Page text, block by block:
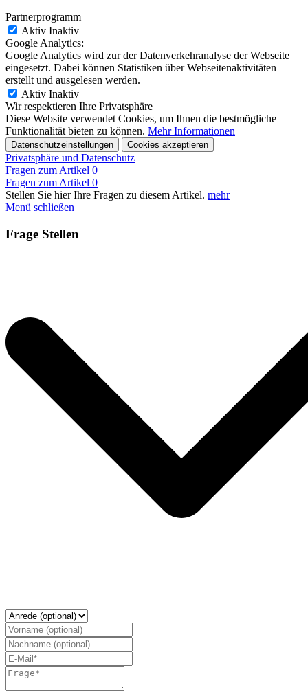
Partnerprogramm
Aktiv Inaktiv
Google Analytics:
Google Analytics wird zur der Datenverkehranalyse der Webseite
eingesetzt. Dabei können Statistiken über Webseitenaktivitäten
erstellt und ausgelesen werden.
Aktiv Inaktiv
Wir respektieren Ihre Privatsphäre
Diese Website verwendet Cookies, um Ihnen die bestmögliche
Funktionalität bieten zu können. Mehr Informationen
Datenschutzeinstellungen Cookies akzeptieren
Privatsphäre und Datenschutz
Fragen zum Artikel 0
Fragen zum Artikel 0
Stellen Sie hier Ihre Fragen zu diesem Artikel. mehr
Menü schließen
Frage Stellen